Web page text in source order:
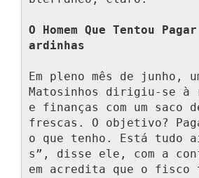
O Homem Que Tentou
ardinhas
Em pleno mês de junho,
Matosinhos dirigiu-se à
e finanças com um saco
frescas. O objetivo?
o que tenho. Está tudo
s”, disse ele, com a
em acredita que o fisco